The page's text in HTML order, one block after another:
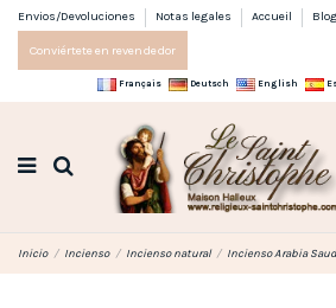
Envios/Devoluciones Notas legales Accueil Blog
Conviértete en revendedor
Français Deutsch English
Inicio Incienso Incienso natural Incienso Arabia